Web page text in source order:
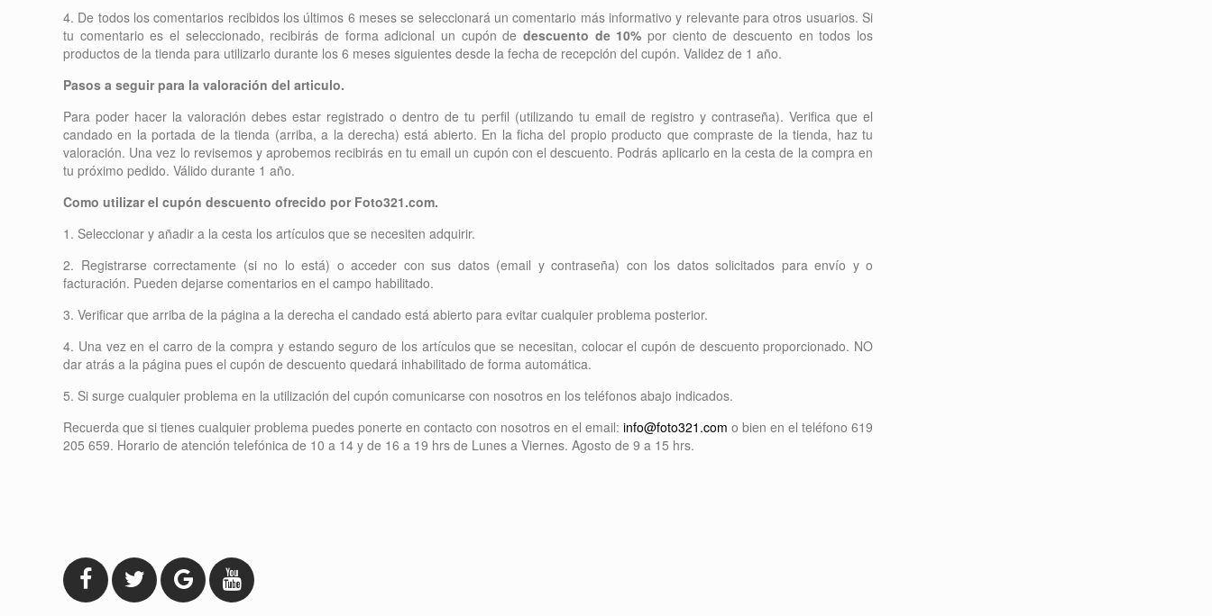
4. De todos los comentarios recibidos los últimos 6 meses se seleccionará un comentario más informativo y relevante para otros usuarios. Si
tu comentario es el seleccionado, recibirás de forma adicional un cupón de descuento de 10% por ciento de descuento en todos los
productos de la tienda para utilizarlo durante los 6 meses siguientes desde la fecha de recepción del cupón. Validez de 1 año.
Pasos a seguir para la valoración del articulo.
Para poder hacer la valoración debes estar registrado o dentro de tu perfil (utilizando tu email de registro y contraseña). Verifica que el
candado en la portada de la tienda (arriba, a la derecha) está abierto. En la ficha del propio producto que compraste de la tienda, haz tu
valoración. Una vez lo revisemos y aprobemos recibirás en tu email un cupón con el descuento. Podrás aplicarlo en la cesta de la compra en
tu próximo pedido. Válido durante 1 año.
Como utilizar el cupón descuento ofrecido por Foto321.com.
1. Seleccionar y añadir a la cesta los artículos que se necesiten adquirir.
2. Registrarse correctamente (si no lo está) o acceder con sus datos (email y contraseña) con los datos solicitados para envío y o
facturación. Pueden dejarse comentarios en el campo habilitado.
3. Verificar que arriba de la página a la derecha el candado está abierto para evitar cualquier problema posterior.
4. Una vez en el carro de la compra y estando seguro de los artículos que se necesitan, colocar el cupón de descuento proporcionado. NO
dar atrás a la página pues el cupón de descuento quedará inhabilitado de forma automática.
5. Si surge cualquier problema en la utilización del cupón comunicarse con nosotros en los teléfonos abajo indicados.
Recuerda que si tienes cualquier problema puedes ponerte en contacto con nosotros en el email: info@foto321.com o bien en el teléfono 619
205 659. Horario de atención telefónica de 10 a 14 y de 16 a 19 hrs de Lunes a Viernes. Agosto de 9 a 15 hrs.